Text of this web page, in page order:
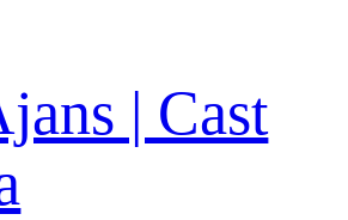
| Cast